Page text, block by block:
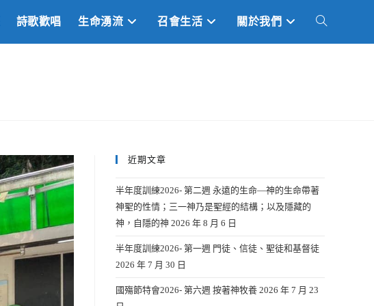
詩歌歡唱 生命湧流 召會生活 關於我們 TOGGLE
近期文章
半年度訓練2026- 第二週 永遠的生命—神的生命帶著
神聖的性情；三一神乃是聖經的結構；以及隱藏的
神，自隱的神 2026 年 8 月 6 日
半年度訓練2026- 第一週 門徒、信徒、聖徒和基督徒
2026 年 7 月 30 日
國殤節特會2026- 第六週 按著神牧養 2026 年 7 月 23